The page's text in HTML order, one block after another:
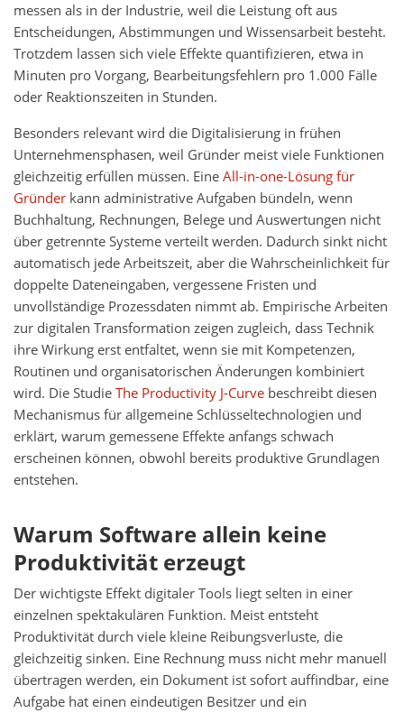
messen als in der Industrie, weil die Leistung oft aus
Entscheidungen, Abstimmungen und Wissensarbeit besteht.
Trotzdem lassen sich viele Effekte quantifizieren, etwa in
Minuten pro Vorgang, Bearbeitungsfehlern pro 1.000 Fälle
oder Reaktionszeiten in Stunden.
Besonders relevant wird die Digitalisierung in frühen
Unternehmensphasen, weil Gründer meist viele Funktionen
gleichzeitig erfüllen müssen. EineAll-in-one-Lösung für
Gründer kann administrative Aufgaben bündeln, wenn
Buchhaltung, Rechnungen, Belege und Auswertungen nicht
über getrennte Systeme verteilt werden. Dadurch sinkt nicht
automatisch jede Arbeitszeit, aber die Wahrscheinlichkeit für
doppelte Dateneingaben, vergessene Fristen und
unvollständige Prozessdaten nimmt ab. Empirische Arbeiten
zur digitalen Transformation zeigen zugleich, dass Technik
ihre Wirkung erst entfaltet, wenn sie mit Kompetenzen,
Routinen und organisatorischen Änderungen kombiniert
wird. Die StudieThe Productivity J-Curve beschreibt diesen
Mechanismus für allgemeine Schlüsseltechnologien und
erklärt, warum gemessene Effekte anfangs schwach
erscheinen können, obwohl bereits produktive Grundlagen
entstehen.
Warum Software allein keine
Produktivität erzeugt
Der wichtigste Effekt digitaler Tools liegt selten in einer
einzelnen spektakulären Funktion. Meist entsteht
Produktivität durch viele kleine Reibungsverluste, die
gleichzeitig sinken. Eine Rechnung muss nicht mehr manuell
übertragen werden, ein Dokument ist sofort auffindbar, eine
Aufgabe hat einen eindeutigen Besitzer und ein